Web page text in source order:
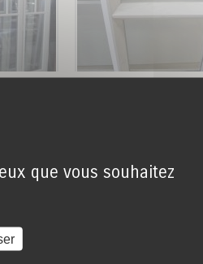
que vous souhaitez